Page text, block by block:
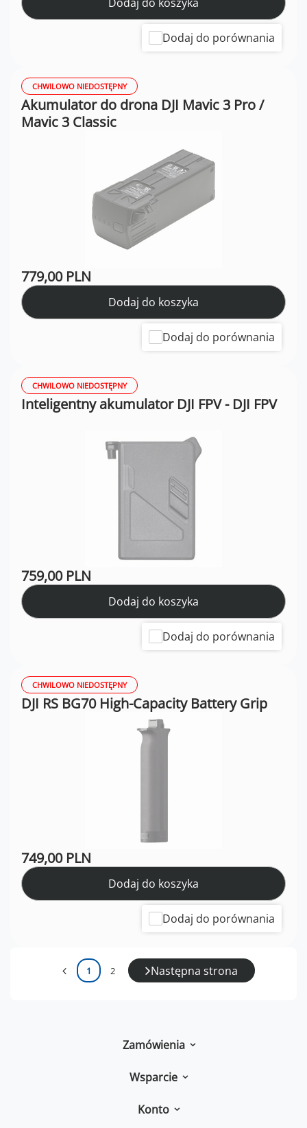
Dodaj do koszyka
Dodaj do porównania
CHWILOWO NIEDOSTĘPNY
Akumulator do drona DJI Mavic 3 Pro /
Mavic 3 Classic
779,00 PLN
Dodaj do koszyka
Dodaj do porównania
CHWILOWO NIEDOSTĘPNY
Inteligentny akumulator DJI FPV - DJI FPV
759,00 PLN
Dodaj do koszyka
Dodaj do porównania
CHWILOWO NIEDOSTĘPNY
DJI RS BG70 High-Capacity Battery Grip
749,00 PLN
Dodaj do koszyka
Dodaj do porównania
1 2 Następna strona
Zamówienia
Wsparcie
Konto